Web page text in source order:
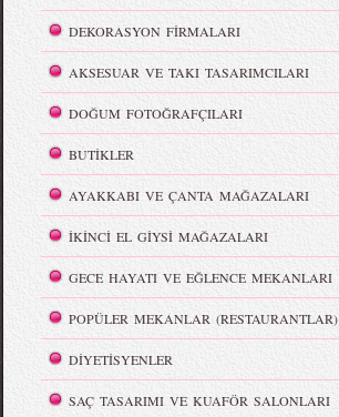
DEKORASYON FİRMALARI
AKSESUAR VE TAKI TASARIMCILARI
DOĞUM FOTOĞRAFÇILARI
BUTİKLER
AYAKKABI VE ÇANTA MAĞAZALARI
İKİNCİ EL GİYSİ MAĞAZALARI
GECE HAYATI VE EĞLENCE MEKANLARI
POPÜLER MEKANLAR (RESTAURANTLAR)
DİYETİSYENLER
SAÇ TASARIMI VE KUAFÖR SALONLARI